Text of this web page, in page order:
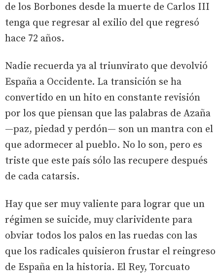
de los Borbones desde la muerte de Carlos III
tenga que regresar al exilio del que regresó
hace 72 años.
Nadie recuerda ya al triunvirato que devolvió
España a Occidente. La transición se ha
convertido en un hito en constante revisión
por los que piensan que las palabras de Azaña
—paz, piedad y perdón— son un mantra con el
que adormecer al pueblo. No lo son, pero es
triste que este país sólo las recupere después
de cada catarsis.
Hay que ser muy valiente para lograr que un
régimen se suicide, muy clarividente para
obviar todos los palos en las ruedas con las
que los radicales quisieron frustar el reingreso
de España en la historia. El Rey, Torcuato